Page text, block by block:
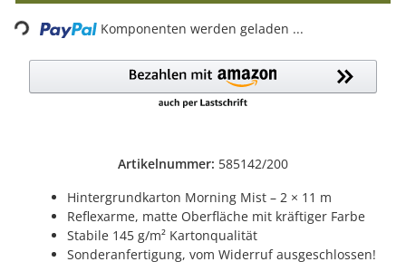
Artikelnummer: 585142/200
Hintergrundkarton Morning Mist – 2 × 11 m
Reflexarme, matte Oberfläche mit kräftiger Farbe
Stabile 145 g/m² Kartonqualität
Sonderanfertigung, vom Widerruf ausgeschlossen!
Loading... Komponenten werden geladen ...